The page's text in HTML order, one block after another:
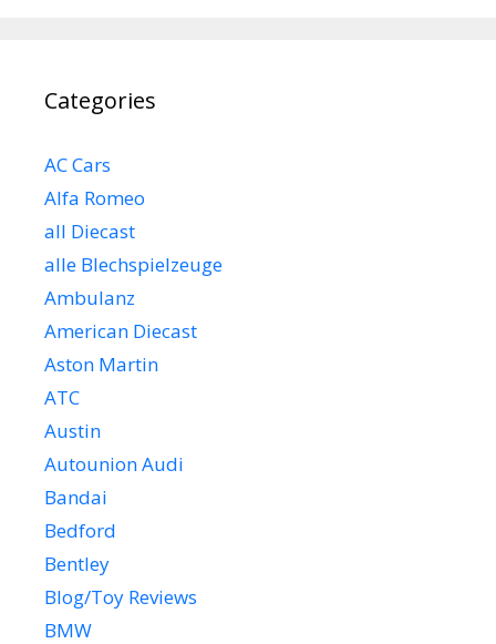
Categories
AC Cars
Alfa Romeo
all Diecast
alle Blechspielzeuge
Ambulanz
American Diecast
Aston Martin
ATC
Austin
Autounion Audi
Bandai
Bedford
Bentley
Blog/Toy Reviews
BMW